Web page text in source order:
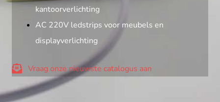
kantoorverlichting
AC 220V ledstrips voor meubels en
displayverlichting
Vraag onze nieuwste catalogus aan